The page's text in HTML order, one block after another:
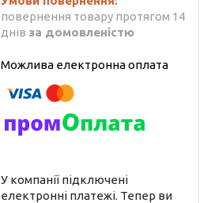
повернення товару протягом 14
днів за домовленістю
У компанії підключені
електронні платежі. Тепер ви